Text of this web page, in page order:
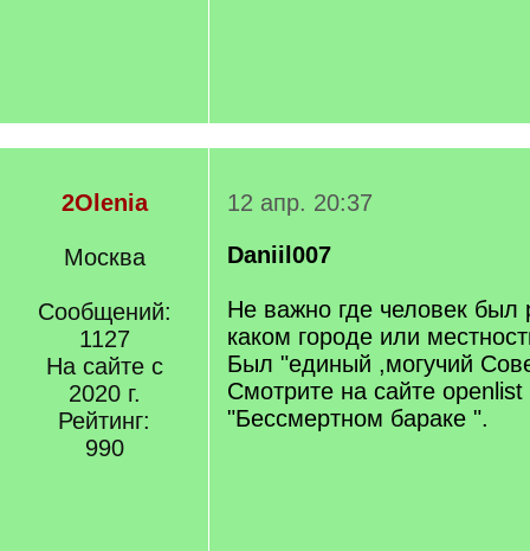
2Olenia
Москва
Сообщений:
1127
На сайте с
2020 г.
Рейтинг:
990
12 апр. 20:37
Daniil007
Не важно где человек был
каком городе или
Был "единый ,могучий
Смотрите на сайте
"Бессмертном бараке ".